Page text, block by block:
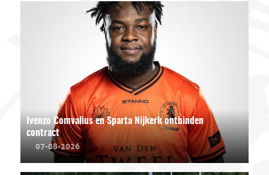
Ivenzo Comvalius en Sparta Nijkerk ontbinden
contract
07-08-2026